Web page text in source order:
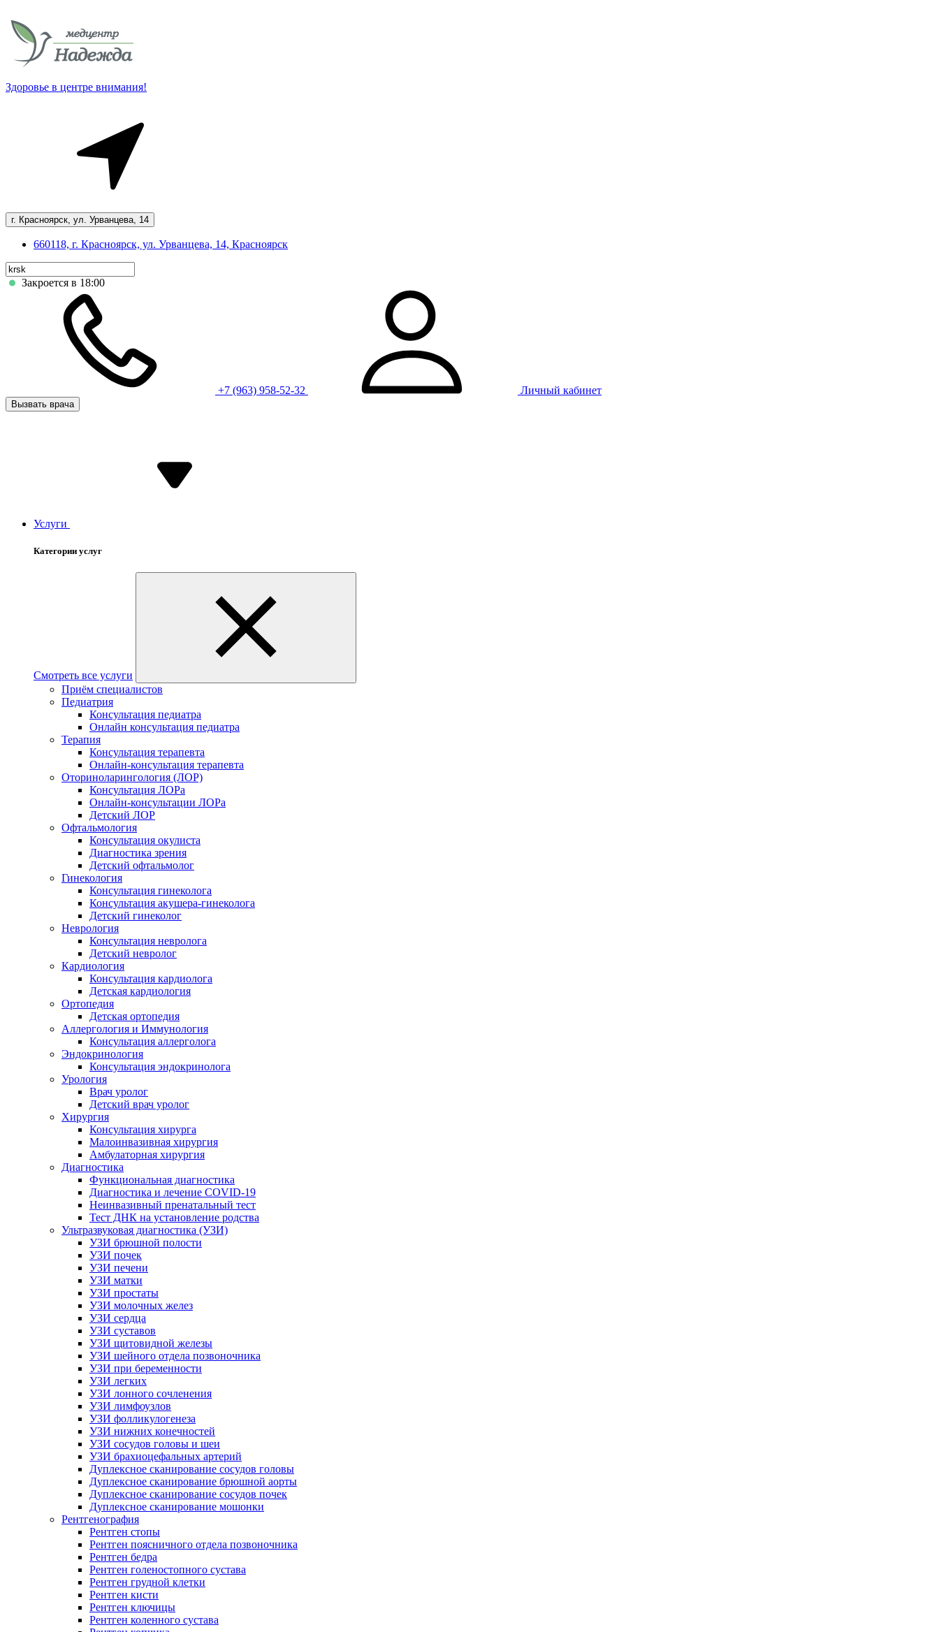
Здоровье в центре внимания!
г. Красноярск, ул. Урванцева, 14
660118, г. Красноярск, ул. Урванцева, 14, Красноярск
Закроется в 18:00
+7 (963) 958-52-32 Личный кабинет
Вызвать врача
Услуги
Категории услуг
Смотреть все услуги
Приём специалистов
Педиатрия
Консультация педиатра
Онлайн консультация педиатра
Терапия
Консультация терапевта
Онлайн-консультация терапевта
Оториноларингология (ЛОР)
Консультация ЛОРа
Онлайн-консультации ЛОРа
Детский ЛОР
Офтальмология
Консультация окулиста
Диагностика зрения
Детский офтальмолог
Гинекология
Консультация гинеколога
Консультация акушера-гинеколога
Детский гинеколог
Неврология
Консультация невролога
Детский невролог
Кардиология
Консультация кардиолога
Детская кардиология
Ортопедия
Детская ортопедия
Аллергология и Иммунология
Консультация аллерголога
Эндокринология
Консультация эндокринолога
Урология
Врач уролог
Детский врач уролог
Хирургия
Консультация хирурга
Малоинвазивная хирургия
Амбулаторная хирургия
Диагностика
Функциональная диагностика
Диагностика и лечение COVID-19
Неинвазивный пренатальный тест
Тест ДНК на установление родства
Ультразвуковая диагностика (УЗИ)
УЗИ брюшной полости
УЗИ почек
УЗИ печени
УЗИ матки
УЗИ простаты
УЗИ молочных желез
УЗИ сердца
УЗИ суставов
УЗИ щитовидной железы
УЗИ шейного отдела позвоночника
УЗИ при беременности
УЗИ легких
УЗИ лонного сочленения
УЗИ лимфоузлов
УЗИ фолликулогенеза
УЗИ нижних конечностей
УЗИ сосудов головы и шеи
УЗИ брахиоцефальных артерий
Дуплексное сканирование сосудов головы
Дуплексное сканирование брюшной аорты
Дуплексное сканирование сосудов почек
Дуплексное сканирование мошонки
Рентгенография
Рентген стопы
Рентген поясничного отдела позвоночника
Рентген бедра
Рентген голеностопного сустава
Рентген грудной клетки
Рентген кисти
Рентген ключицы
Рентген коленного сустава